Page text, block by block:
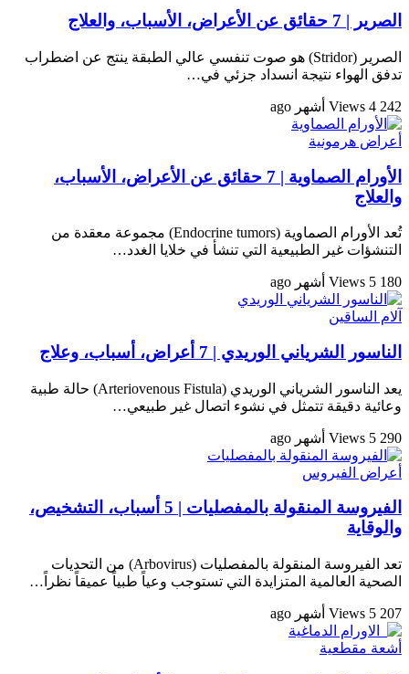
الصرير | 7 حقائق عن الأعراض، الأسباب، والعلاج
الصرير (Stridor) هو صوت تنفسي عالي الطبقة ينتج عن اضطراب
تدفق الهواء نتيجة انسداد جزئي في…
242 Views 4 أشهر ago
أعراض هرمونية
الأورام الصماوية | 7 حقائق عن الأعراض، الأسباب،
والعلاج
تُعد الأورام الصماوية (Endocrine tumors) مجموعة معقدة من
التنشؤات غير الطبيعية التي تنشأ في خلايا الغدد…
180 Views 5 أشهر ago
آلام الساقين
الناسور الشرياني الوريدي | 7 أعراض، أسباب، وعلاج
يعد الناسور الشرياني الوريدي (Arteriovenous Fistula) حالة طبية
وعائية دقيقة تتمثل في نشوء اتصال غير طبيعي…
290 Views 5 أشهر ago
أعراض الفيروس
الفيروسة المنقولة بالمفصليات | 5 أسباب، التشخيص،
والوقاية
تعد الفيروسة المنقولة بالمفصليات (Arbovirus) من التحديات
الصحية العالمية المتزايدة التي تستوجب وعياً طبياً عميقاً نظراً…
207 Views 5 أشهر ago
أشعة مقطعية